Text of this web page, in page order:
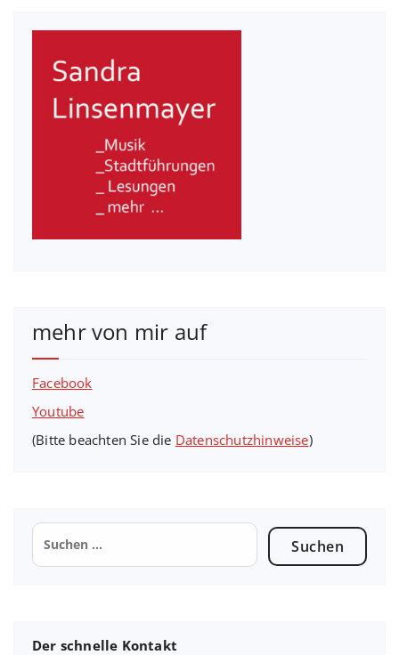
mehr von mir auf
Facebook
Youtube
(Bitte beachten Sie die Datenschutzhinweise)
Suchen
nach:
Der schnelle Kontakt